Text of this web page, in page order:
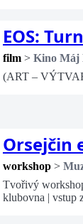
EOS:
film > Kino Máj
(ART –
Orsejčin
workshop >
Tvořivý
klubovna | vstup